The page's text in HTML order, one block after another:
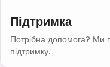
Підтримка
Потрібна допомога? Ми
підтримку.